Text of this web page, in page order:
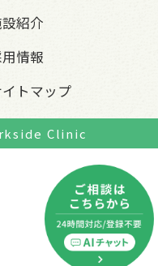
紹介
情報
トマップ
Clinic